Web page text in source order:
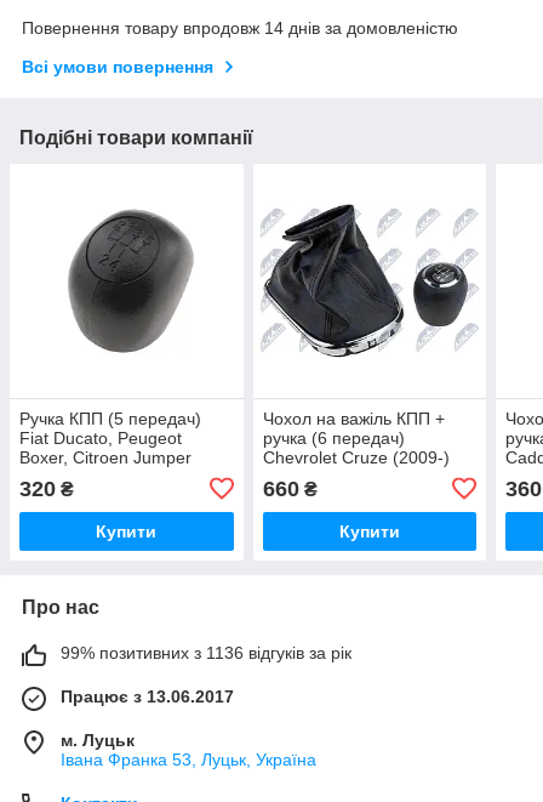
Повернення товару впродовж 14 днів за домовленістю
Всі умови повернення
Подібні товари компанії
Ручка КПП (5 передач)
Fiat Ducato, Peugeot
Boxer, Citroen Jumper
320 ₴
Купити
Чохол на важіль КПП +
ручка (6 передач)
Chevrolet Cruze (2009-)
660₴
Купити
360
Про нас
99% позитивних з 1136 відгуків за рік
Працює з 13.06.2017
м. Луцьк
Івана Франка 53, Луцьк, Україна